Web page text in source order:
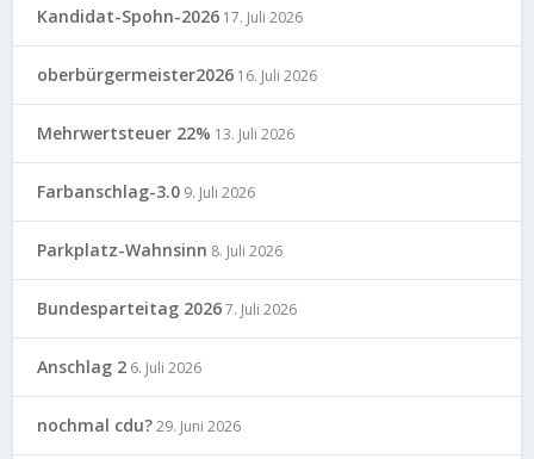
Kandidat-Spohn-2026 17. Juli 2026
oberbürgermeister2026 16. Juli 2026
Mehrwertsteuer 22% 13. Juli 2026
Farbanschlag-3.0 9. Juli 2026
Parkplatz-Wahnsinn 8. Juli 2026
Bundesparteitag 20267. Juli 2026
Anschlag 2 6. Juli 2026
nochmal cdu?29. Juni 2026